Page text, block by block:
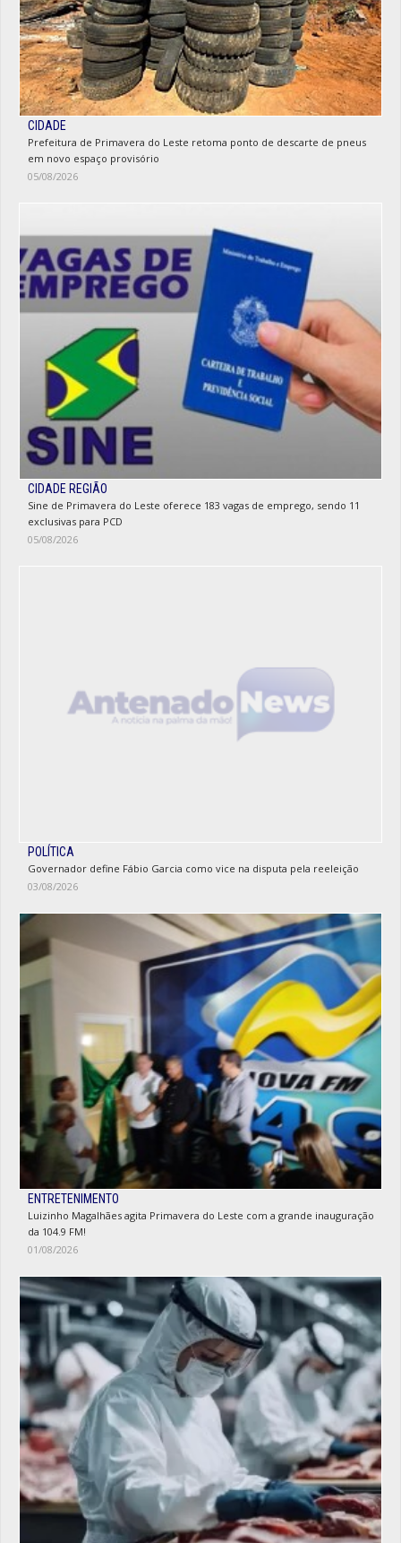
CIDADE
Prefeitura de Primavera do Leste retoma ponto de descarte de pneus
em novo espaço provisório
05/08/2026
CIDADE REGIÃO
Sine de Primavera do Leste oferece 183 vagas de emprego, sendo 11
exclusivas para PCD
05/08/2026
POLÍTICA
Governador define Fábio Garcia como vice na disputa pela reeleição
03/08/2026
ENTRETENIMENTO
Luizinho Magalhães agita Primavera do Leste com a grande inauguração
da 104.9 FM!
01/08/2026